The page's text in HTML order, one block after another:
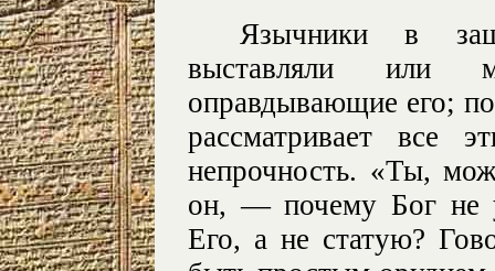
Язычники в
выставляли или
оправдывающие его;
рассматривает все
непрочность. «Ты,
он, — почему Бог не
Его, а не статую?